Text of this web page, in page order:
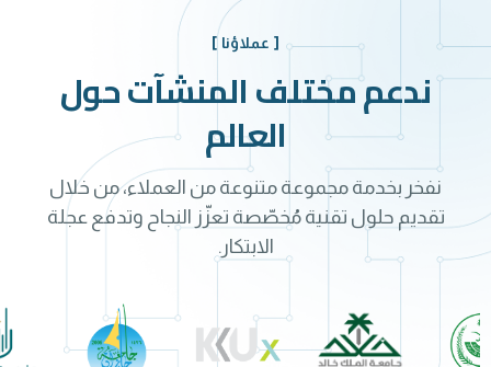
[ عملاؤنا ]
ندعم مختلف المنشآت حول
العالم
نفخر بخدمة مجموعة متنوعة من العملاء، من خلال
تقديم حلول تقنية مُخصّصة تعزّز النجاح وتدفع عجلة
الابتكار.